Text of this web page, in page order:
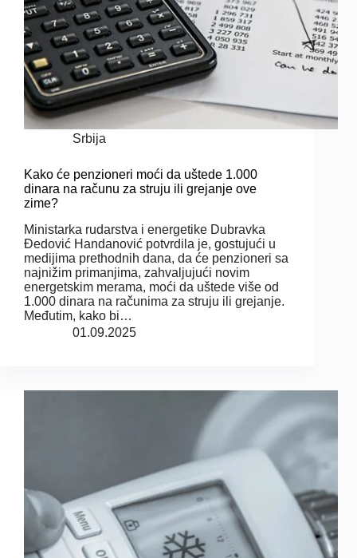
Srbija
Kako će penzioneri moći da uštede 1.000
dinara na računu za struju ili grejanje ove
zime?
Ministarka rudarstva i energetike Dubravka
Đedović Handanović potvrdila je, gostujući u
medijima prethodnih dana, da će penzioneri sa
najnižim primanjima, zahvaljujući novim
energetskim merama, moći da uštede više od
1.000 dinara na računima za struju ili grejanje.
Međutim, kako bi…
01.09.2025